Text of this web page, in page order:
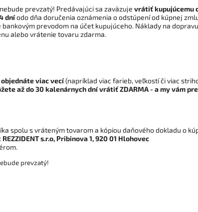
prevzatý! Predávajúci sa zaväzuje vrátiť kupujúcemu
dníodo dňa doručenia oznámenia o odstúpení od kúpnej
prevodom na účet kupujúceho. Náklady na
alebo vrátenie tovaru zdarma.
objednáte viac vecí(napríklad viac farieb, veľkostí či viac
až do 30 kalenárnych dní vrátiťZDARMA - a my vám
spolu s vráteným tovarom a kópiou daňového dokladu o
REZZIDENT s.r.o, Pribinova 1, 920 01 Hlohovec
prevzatý!